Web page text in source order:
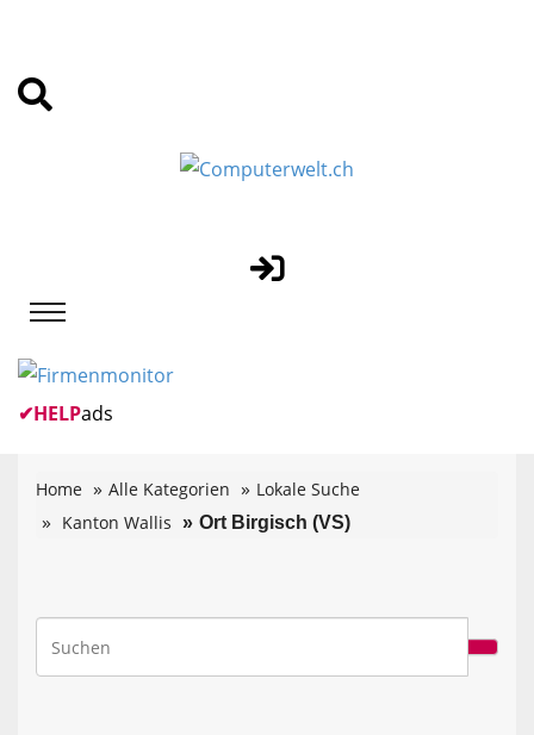
✔HELPads
Home Alle Kategorien
Lokale Suche
Kanton Wallis
Ort Birgisch (VS)